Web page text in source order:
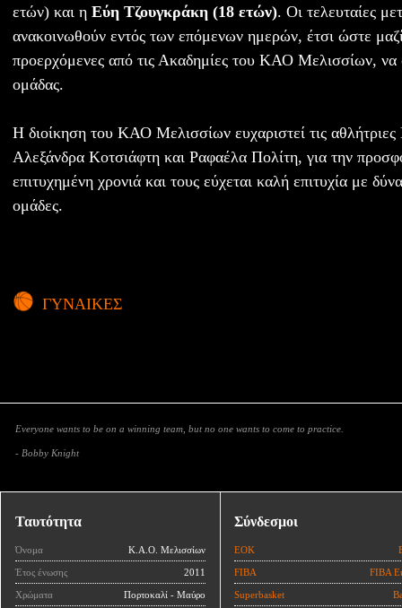
ετών) και η Εύη Τζουγκράκη (18 ετών). Οι τελευταίες
ανακοινωθούν εντός των επόμενων ημερών, έτσι ώστε
προερχόμενες από τις Ακαδημίες του ΚΑΟ Μελισσίων, να
ομάδας.
Η διοίκηση του ΚΑΟ Μελισσίων ευχαριστεί τις
Αλεξάνδρα Κοτσιάφτη και Ραφαέλα Πολίτη, για την
επιτυχημένη χρονιά και τους εύχεται καλή επιτυχία με
ομάδες.
ΓΥΝΑΙΚΕΣ
Everyone wants to be on a winning team, but no one wants to come to practice.
- Bobby Knight
Ταυτότητα
Όνομα Κ.Α.Ο. Μελισσίων
Έτος ένωσης 2011
Χρώματα Πορτοκαλί - Μαύρο
Σύνδεσμοι
ΕΟΚ
FIBA FIBA
Superbasket